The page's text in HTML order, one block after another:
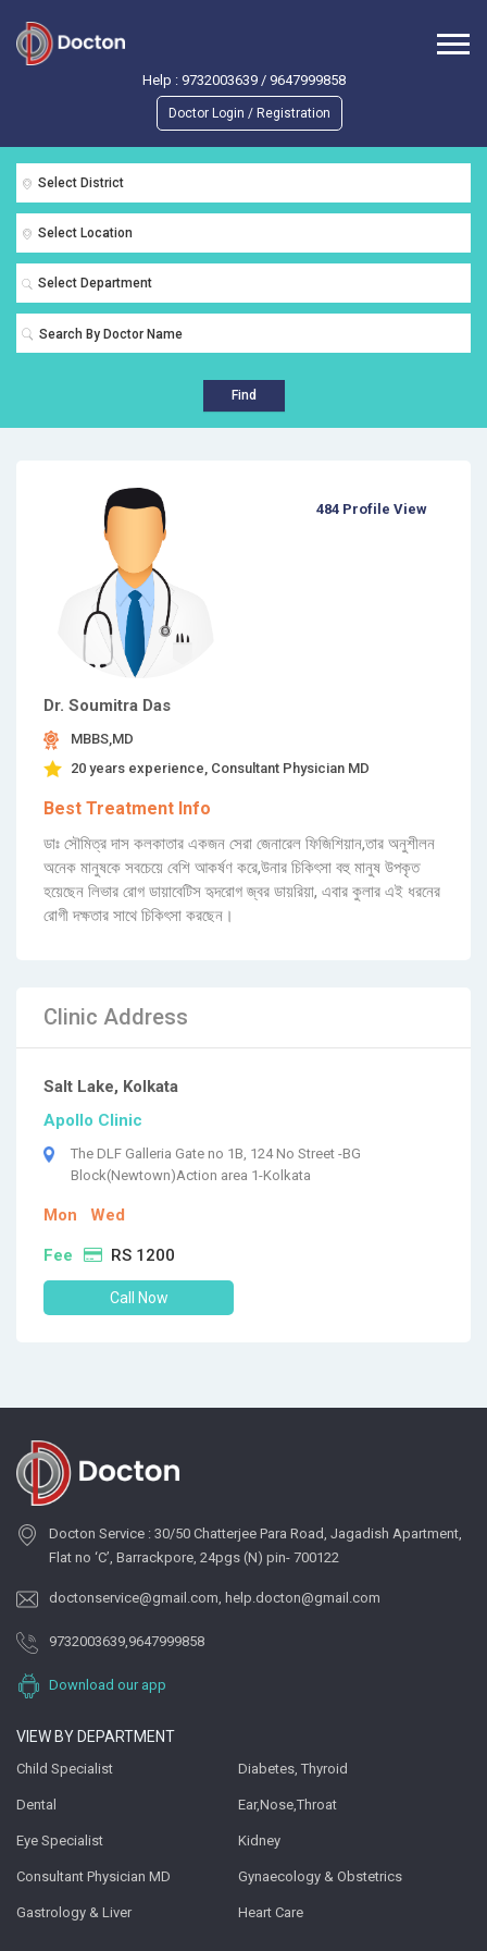
Help : 9732003639/ 9647999858
Doctor Login / Registration
Select District
Select Location
Select Department
Find
Dr. Soumitra Das
MBBS,MD
20 years experience, Consultant Physician MD
Best Treatment Info
ডাঃ সৌমিত্র দাস কলকাতার একজন সেরা জেনারেল ফিজিশিয়ান,তার অনুশীলন
অনেক মানুষকে সবচেয়ে বেশি আকর্ষণ করে,উনার চিকিৎসা বহু মানুষ উপকৃত
হয়েছেন লিভার রোগ ডায়াবেটিস হৃদরোগ জ্বর ডায়রিয়া, এবার কুলার এই ধরনের
রোগী দক্ষতার সাথে চিকিৎসা করছেন।
484 Profile View
Clinic Address
Salt Lake, Kolkata
Apollo Clinic
The DLF Galleria Gate no 1B, 124 No Street -BG
Block(Newtown)Action area 1-Kolkata
Mon Wed
Fee RS 1200
Call Now
Docton Service : 30/50 Chatterjee Para Road, Jagadish Apartment,
Flat no ‘C’, Barrackpore, 24pgs (N) pin- 700122
doctonservice@gmail.com, help.docton@gmail.com
9732003639,9647999858
Download our app
VIEW BY DEPARTMENT
Child Specialist Diabetes, Thyroid
Dental Ear,Nose,Throat
Eye Specialist Kidney
Consultant Physician MD Gynaecology & Obstetrics
Gastrology & Liver Heart Care